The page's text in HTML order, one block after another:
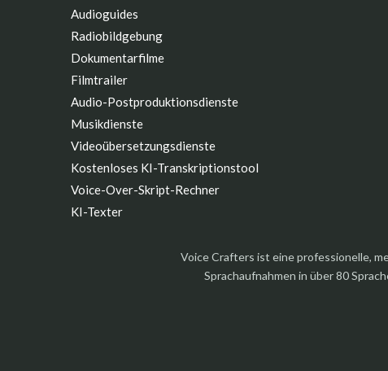
Audioguides
Radiobildgebung
Dokumentarfilme
Filmtrailer
Audio-Postproduktionsdienste
Musikdienste
Videoübersetzungsdienste
Kostenloses KI-Transkriptionstool
Voice-Over-Skript-Rechner
KI-Texter
Voice Crafters ist eine professionelle,
Sprachaufnahmen in über 80